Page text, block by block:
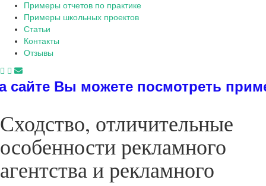
Примеры отчетов по практике
Примеры школьных проектов
Статьи
Контакты
Отзывы
посмотреть примеры
Сходство, отличительные
особенности рекламного
агентства и рекламного